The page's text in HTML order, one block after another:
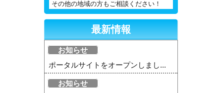
その他の地域の方もご相談ください！
最新情報
お知らせ
ポータルサイトをオープンしまし...
お知らせ